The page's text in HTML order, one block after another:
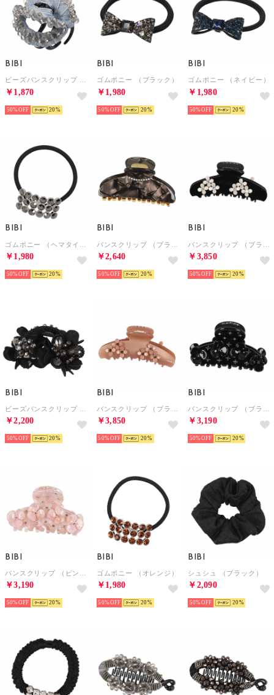
BIBI
ビーズバンスクリップ （グレー）
￥1,870
50% 20
BIBI
ゴムポニー （ブラック）
￥1,980
50% 20
BIBI
ゴムポニー （ネイビー）
￥1,980
50% 20
BIBI
￥1,980
50% 20
BIBI
￥2,640
50% 20
BIBI
￥3,850
50% 20
BIBI
￥2,200
50% 20
BIBI
￥3,850
50% 20
BIBI
￥3,190
50% 20
BIBI
￥3,190
50% 20
BIBI
ゴムポニー （オレンジ）
￥1,980
50% 20
BIBI
シュシュ （ブラック）
￥2,090
50% 20